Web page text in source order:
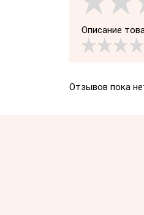
Описание
Отзывов пока